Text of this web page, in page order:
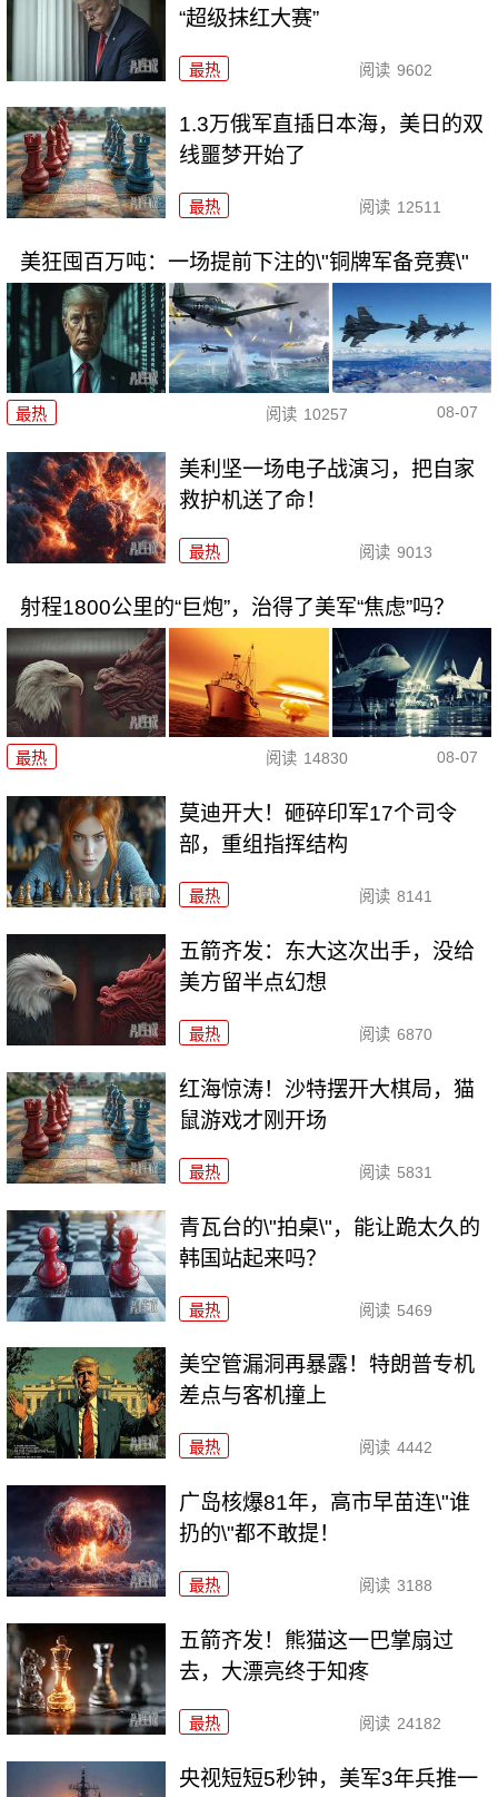
“超级抹红大赛”
最热 阅读 9602
1.3万俄军直插日本海，美日的双
线噩梦开始了
最热 阅读 12511
美狂囤百万吨：一场提前下注的\"铜牌军备竞赛\"
最热 阅读 10257 08-07
美利坚一场电子战演习，把自家
救护机送了命！
最热 阅读 9013
射程1800公里的“巨炮”，治得了美军“焦虑”吗？
最热 阅读 14830 08-07
莫迪开大！砸碎印军17个司令
部，重组指挥结构
最热 阅读 8141
五箭齐发：东大这次出手，没给
美方留半点幻想
最热 阅读 6870
红海惊涛！沙特摆开大棋局，猫
鼠游戏才刚开场
最热 阅读 5831
青瓦台的\"拍桌\"，能让跪太久的
韩国站起来吗？
最热 阅读 5469
美空管漏洞再暴露！特朗普专机
差点与客机撞上
最热 阅读 4442
广岛核爆81年，高市早苗连\"谁
扔的\"都不敢提！
最热 阅读 3188
五箭齐发！熊猫这一巴掌扇过
去，大漂亮终于知疼
最热 阅读 24182
央视短短5秒钟，美军3年兵推一